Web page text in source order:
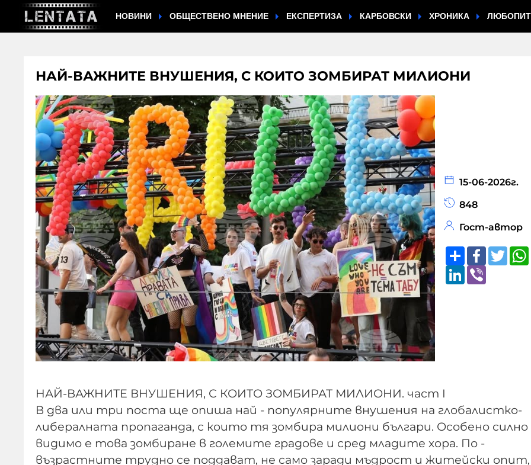
НОВИНИ ОБЩЕСТВЕНО МНЕНИЕ ЕКСПЕРТИЗА КАРБОВСКИ ХРОНИКА
НАЙ-ВАЖНИТЕ ВНУШЕНИЯ, С КОИТО ЗОМБИРАТ МИЛИОНИ
15-06-2026г.
848
Гост-автор
Share
LinkedIn
Viber
НАЙ-ВАЖНИТЕ ВНУШЕНИЯ, С КОИТО ЗОМБИРАТ МИЛИОНИ. част I
В два или три поста ще опиша най - популярните внушения на глобалистко-
либералната пропаганда, с които тя зомбира милиони българи. Особено силно
видимо е това зомбиране в големите градове и сред младите хора. По -
възрастните трудно се поддават, не само заради мъдрост и житейски опит,